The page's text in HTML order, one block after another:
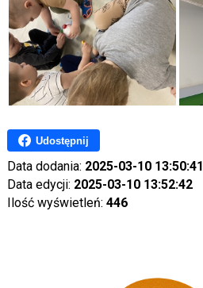
Udostępnij
Data dodania: 2025-03-10 13:50:41
Data edycji: 2025-03-10 13:52:42
Ilość wyświetleń: 446